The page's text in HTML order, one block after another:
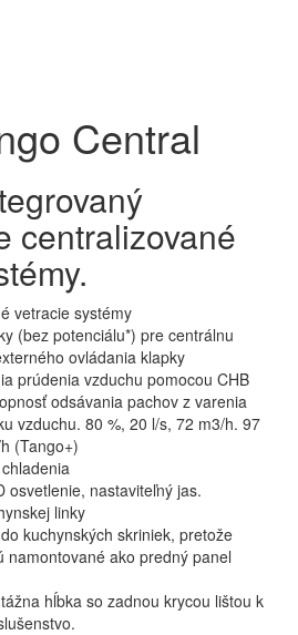
Central
centralizované
vetracie systémy
(bez potenciálu*) pre centrálnu
ovládania klapky
prúdenia vzduchu pomocou CHB
odsávania pachov z varenia
vzduchu. 80 %, 20 l/s, 72 m3/h. 97
(Tango+)
osvetlenie, nastaviteľný jas.
linky
kuchynských skriniek, pretože
namontované ako predný panel
hĺbka so zadnou krycou lištou k